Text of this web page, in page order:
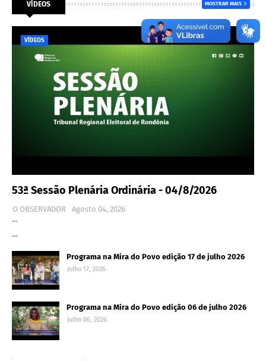
VÍDEOS MOSTRAR MAIS
VÍDEOS
53ª Sessão Plenária Ordinária - 04/8/2026
O OBSERVADOR
Agosto 04, 2026
…
…
Programa na Mira do Povo edição 17 de julho 2026
Julho 17, 2026
Programa na Mira do Povo edição 06 de julho 2026
Julho 06, 2026